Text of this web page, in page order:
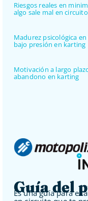
Riesgos reales en
algo sale mal en
Madurez psicológica
bajo presión en karting
Motivación a largo
abandono en karting
Guía del
Es una guía para el